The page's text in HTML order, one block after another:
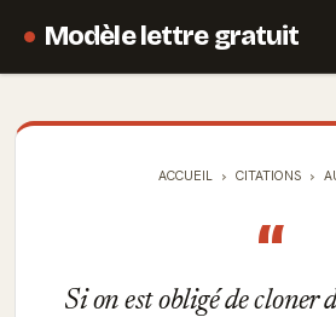
Modèle lettre gratuit
ACCUEIL CITATIONS
“
Si on est obligé de cloner